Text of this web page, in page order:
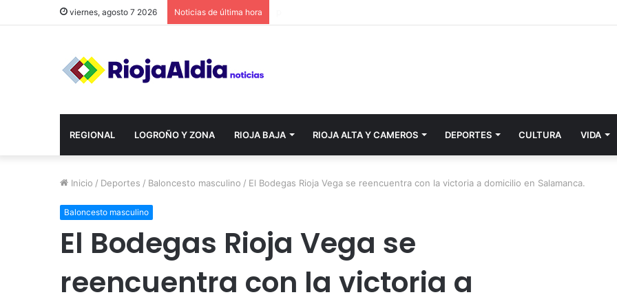
viernes, agosto 7 2026 Noticias de última hora
REGIONAL LOGROÑO Y ZONA RIOJA BAJA RIOJA ALTA Y CAMEROS DEPORTES CULTURA VIDA
Inicio / Deportes / Baloncesto masculino / El Bodegas Rioja Vega se reencuentra con la victoria a domicilio en Salamanca.
Baloncesto masculino
El Bodegas Rioja Vega se
reencuentra con la victoria a